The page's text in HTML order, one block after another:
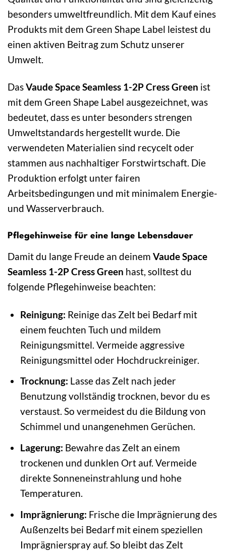
besonders umweltfreundlich. Mit dem Kauf eines
Produkts mit dem Green Shape Label leistest du
einen aktiven Beitrag zum Schutz unserer
Umwelt.
DasVaude Space Seamless 1-2P Cress Green ist
mit dem Green Shape Label ausgezeichnet, was
bedeutet, dass es unter besonders strengen
Umweltstandards hergestellt wurde. Die
verwendeten Materialien sind recycelt oder
stammen aus nachhaltiger Forstwirtschaft. Die
Produktion erfolgt unter fairen
Arbeitsbedingungen und mit minimalem Energie-
und Wasserverbrauch.
Pflegehinweise für eine lange Lebensdauer
Damit du lange Freude an deinem Vaude Space
Seamless 1-2P Cress Green hast, solltest du
folgende Pflegehinweise beachten:
Reinigung: Reinige das Zelt bei Bedarf mit
einem feuchten Tuch und mildem
Reinigungsmittel. Vermeide aggressive
Reinigungsmittel oder Hochdruckreiniger.
Trocknung: Lasse das Zelt nach jeder
Benutzung vollständig trocknen, bevor du es
verstaust. So vermeidest du die Bildung von
Schimmel und unangenehmen Gerüchen.
Lagerung: Bewahre das Zelt an einem
trockenen und dunklen Ort auf. Vermeide
direkte Sonneneinstrahlung und hohe
Temperaturen.
Imprägnierung: Frische die Imprägnierung des
Außenzelts bei Bedarf mit einem speziellen
Imprägnierspray auf. So bleibt das Zelt